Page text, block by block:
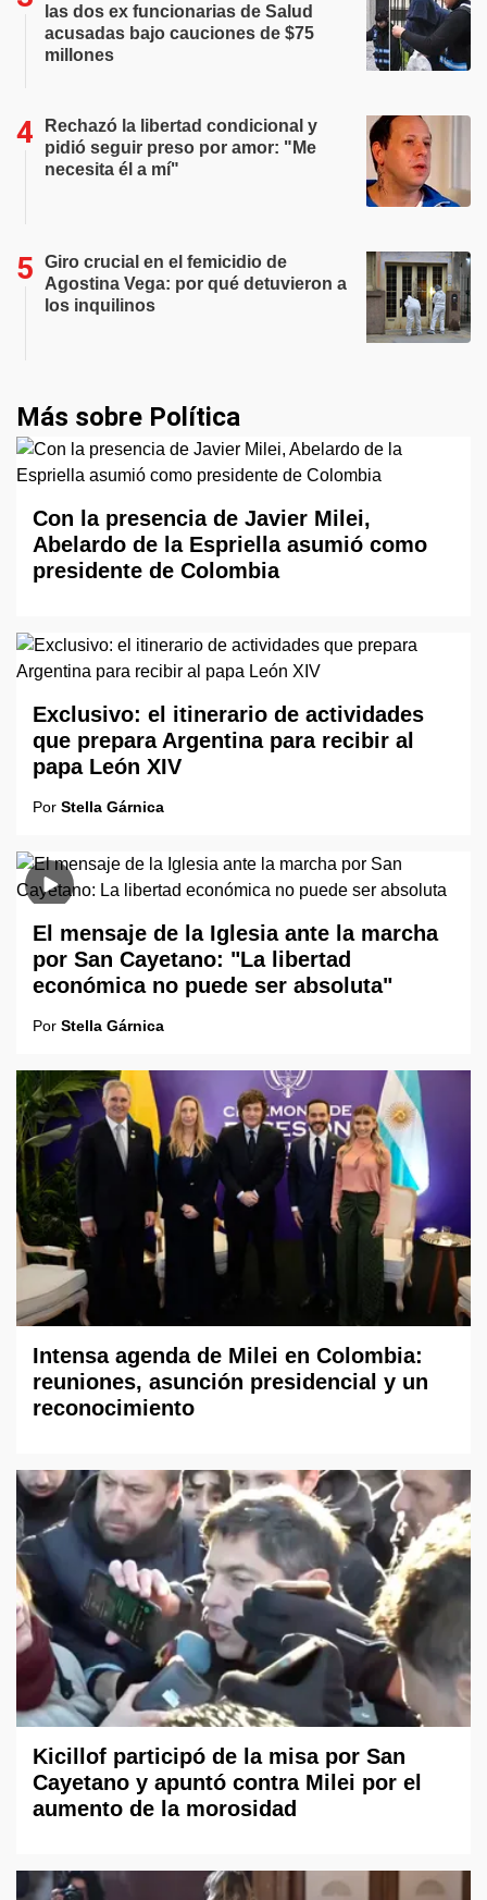
las dos ex funcionarias de Salud
acusadas bajo cauciones de $75
millones
Rechazó la libertad condicional y
pidió seguir preso por amor: "Me
necesita él a mí"
Giro crucial en el femicidio de
Agostina Vega: por qué detuvieron a
los inquilinos
Más sobre Política
Con la presencia de Javier Milei,
Abelardo de la Espriella asumió como
presidente de Colombia
Exclusivo: el itinerario de actividades
que prepara Argentina para recibir al
papa León XIV
Por Stella Gárnica
El mensaje de la Iglesia ante la marcha
por San Cayetano: "La libertad
económica no puede ser absoluta"
Por Stella Gárnica
Intensa agenda de Milei en Colombia:
reuniones, asunción presidencial y un
reconocimiento
Kicillof participó de la misa por San
Cayetano y apuntó contra Milei por el
aumento de la morosidad